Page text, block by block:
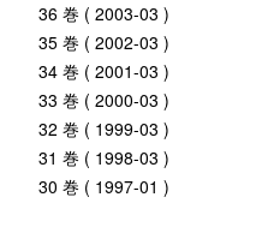
36 巻 ( 2003-03 )
35 巻 ( 2002-03 )
34 巻 ( 2001-03 )
33 巻 ( 2000-03 )
32 巻 ( 1999-03 )
31 巻 ( 1998-03 )
30 巻 ( 1997-01 )